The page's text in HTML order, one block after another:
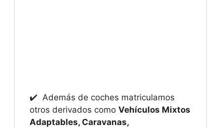
✔️ Además de coches matriculamos
otros derivados como Vehículos Mixtos
Adaptables, Caravanas,